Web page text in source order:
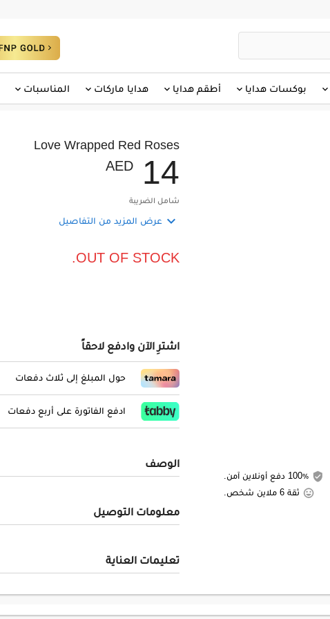
بوكسات هدايا أطقم هدايا هدايا ماركات المناسبات
ثقة 6 ملاين شخص.
Love Wrapped Red Roses
AED 14
شامل الضريبة
 عرض المزيد من التفاصيل
OUT OF STOCK.
اشترِ الآن وادفع لاحقاً
حول المبلغ إلى ثلاث دفعات
ادفع الفاتورة على أربع دفعات
الوصف
معلومات التوصيل
تعليمات العناية